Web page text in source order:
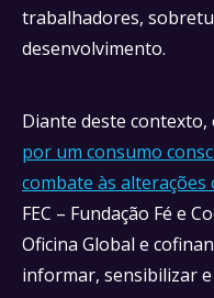
trabalhadores,
desenvolvimento.
Diante deste
por um consumo
combate às alterações
FEC – Fundação Fé e
Oficina Global e
informar, sensibilizar